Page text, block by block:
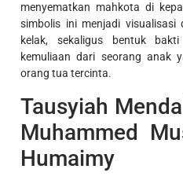
menyematkan mahkota di
simbolis ini menjadi
kelak, sekaligus bentuk
kemuliaan dari seorang anak
orang tua tercinta.
Tausyiah
Muhammed
Humaimy